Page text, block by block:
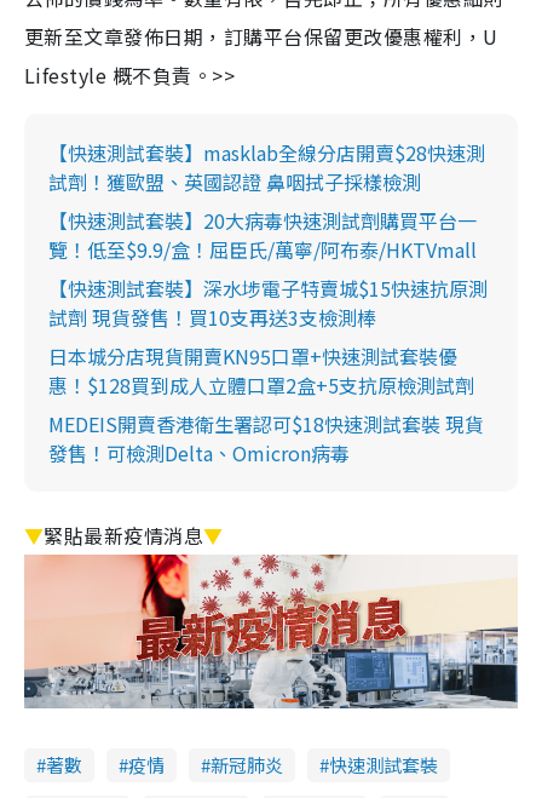
更新至文章發佈日期，訂購平台保留更改優惠權利，U
Lifestyle 概不負責。>>
【快速測試套裝】masklab全線分店開賣$28快速測
試劑！獲歐盟、英國認證 鼻咽拭子採樣檢測
【快速測試套裝】20大病毒快速測試劑購買平台一
覽！低至$9.9/盒！屈臣氏/萬寧/阿布泰/HKTVmall
【快速測試套裝】深水埗電子特賣城$15快速抗原測
試劑 現貨發售！買10支再送3支檢測棒
日本城分店現貨開賣KN95口罩+快速測試套裝優
惠！$128買到成人立體口罩2盒+5支抗原檢測試劑
MEDEIS開賣香港衛生署認可$18快速測試套裝 現貨
發售！可檢測Delta、Omicron病毒
▼緊貼最新疫情消息▼
著數 疫情 新冠肺炎
快速測試套裝